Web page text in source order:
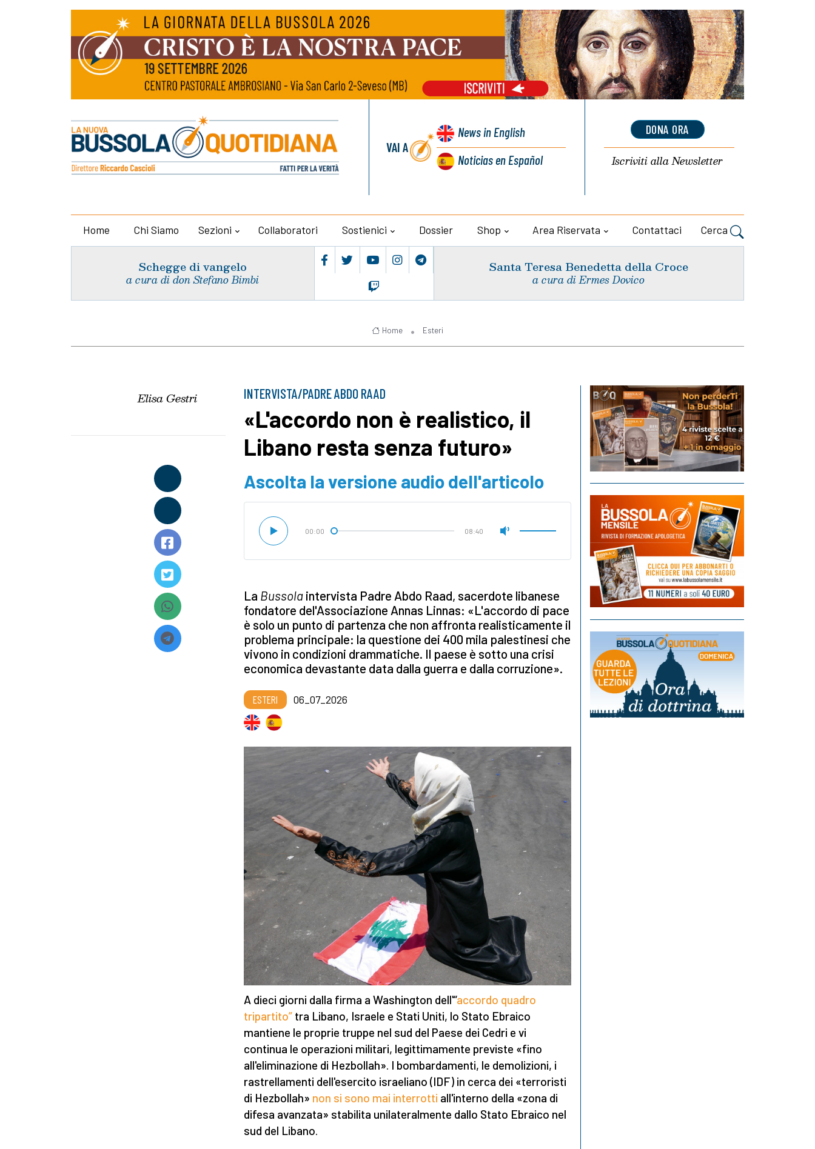
VAI A
Newsin English
Noticiasen Español
DONA ORA
Iscriviti allaNewsletter
Home Chi Siamo Sezioni Collaboratori Sostienici Dossier Shop Area Riservata Contattaci Cerca
Schegge di vangelo
a cura di don Stefano Bimbi
Santa Teresa Benedetta della Croce
a cura di Ermes Dovico
Home Esteri
Elisa Gestri INTERVISTA/PADRE ABDO RAAD
«L'accordo non è realistico, il
Libano resta senza futuro»
Ascolta la versione audio dell'articolo
00:00 08:40
La Bussola intervista Padre Abdo Raad, sacerdote libanese
fondatore del'Associazione Annas Linnas: «L'accordo di pace
è solo un punto di partenza che non affronta realisticamente il
problema principale: la questione dei 400 mila palestinesi che
vivono in condizioni drammatiche. Il paese è sotto una crisi
economica devastante data dalla guerra e dalla corruzione».
ESTERI 06_07_2026
A dieci giorni dalla firma a Washington dell'“accordo quadro
tripartito” tra Libano, Israele e Stati Uniti, lo Stato Ebraico
mantiene le proprie truppe nel sud del Paese dei Cedri e vi
continua le operazioni militari, legittimamente previste «fino
all'eliminazione di Hezbollah». I bombardamenti, le demolizioni, i
rastrellamenti dell'esercito israeliano (IDF) in cerca dei «terroristi
di Hezbollah» non si sono mai interrotti all'interno della «zona di
difesa avanzata» stabilita unilateralmente dallo Stato Ebraico nel
sud del Libano.